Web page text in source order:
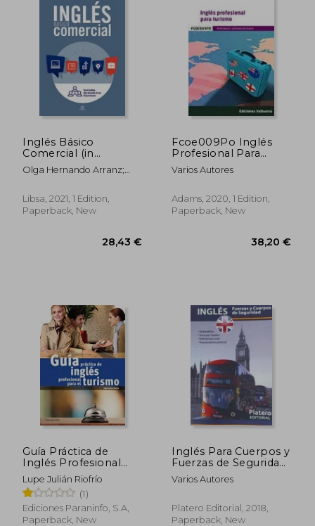
37,83 € 39,28
Inglés Básico
Comercial (in
Spanish)
Olga Hernando Arranz;
Beevor
Libsa, 2021, 1 Edition,
Paperback, New
Fcoe009Po Inglés
Profesional Para
Turismo (in Spanish)
Varios Autores
Adams, 2020, 1 Edition,
Paperback, New
Guía Práctica de
Inglés Profesional
Para Turismo (in
Spanish)
Lupe Julián Riofrío
(1)
Ediciones Paraninfo, S.A,
Paperback, New
Inglés Para Cuerpos y
Fuerzas de Seguridad
(in Spanish)
Varios Autores
Platero Editorial, 2018,
Paperback, New